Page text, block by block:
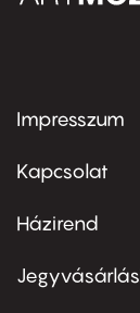
Footer
first
Impresszum
Kapcsolat
Footer
second
Házirend